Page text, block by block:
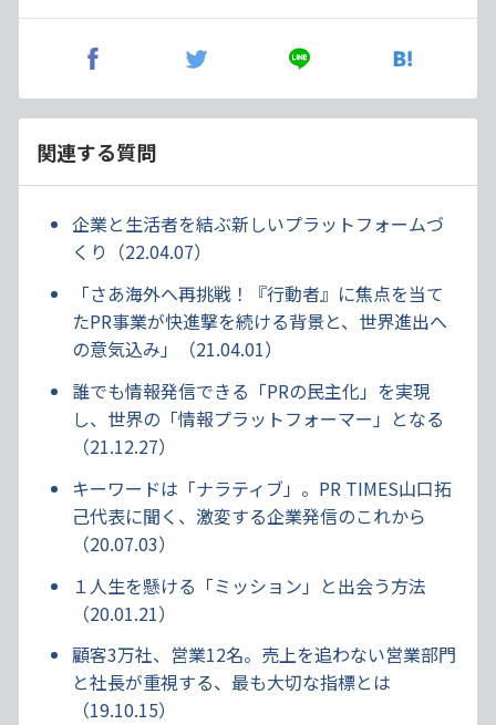
関連する質問
企業と生活者を結ぶ新しいプラットフォームづ
くり（22.04.07）
「さあ海外へ再挑戦！『行動者』に焦点を当て
たPR事業が快進撃を続ける背景と、世界進出へ
の意気込み」（21.04.01）
誰でも情報発信できる「PRの民主化」を実現
し、世界の「情報プラットフォーマー」となる
（21.12.27）
キーワードは「ナラティブ」。PR TIMES山口拓
己代表に聞く、激変する企業発信のこれから
（20.07.03）
１人生を懸ける「ミッション」と出会う方法
（20.01.21）
顧客3万社、営業12名。売上を追わない営業部門
と社長が重視する、最も大切な指標とは
（19.10.15）